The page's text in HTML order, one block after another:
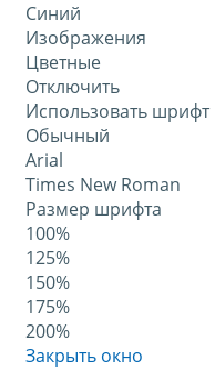
Синий
Изображения
Цветные
Отключить
Использовать шрифт
Обычный
Arial
Times New Roman
Размер шрифта
100%
125%
150%
175%
200%
Закрыть окно